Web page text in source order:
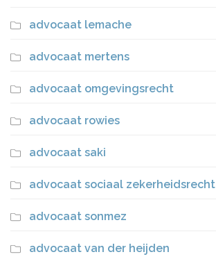
advocaat lemache
advocaat mertens
advocaat omgevingsrecht
advocaat rowies
advocaat saki
advocaat sociaal zekerheidsrecht
advocaat sonmez
advocaat van der heijden